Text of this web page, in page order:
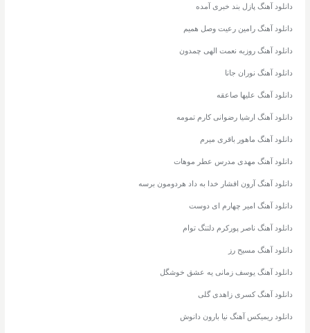
دانلود آهنگ پازل بند خبری آمده
دانلود آهنگ رامین رعیت وصل همیم
دانلود آهنگ روزبه نعمت الهی چمدون
دانلود آهنگ نوران جانا
دانلود آهنگ علیها صاعقه
دانلود آهنگ ارشیا رضوانی کارم تمومه
دانلود آهنگ ماهور باقری میرم
دانلود آهنگ مهدی مدرس عطر موهات
دانلود آهنگ آرون افشار خدا به داد هردومون برسه
دانلود آهنگ امیر چهارم ای دوست
دانلود آهنگ ناصر پورکرم دلتنگ توام
دانلود آهنگ مسیح رز
دانلود آهنگ یوسف زمانی یه عشق خوشگل
دانلود آهنگ کسری زاهدی گلی
دانلود ریمیکس آهنگ نیا بارون دانوش